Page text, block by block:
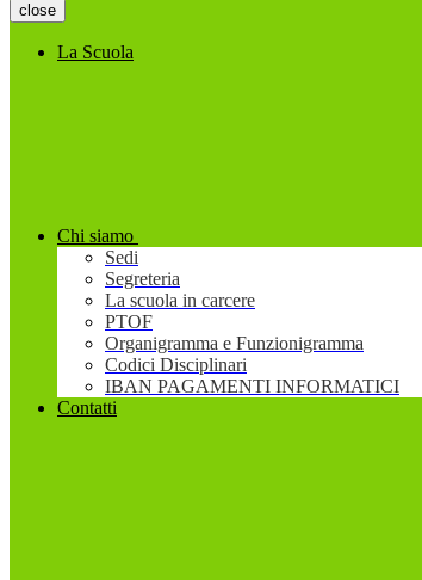
close
La Scuola
Chi siamo
Sedi
Segreteria
La scuola in carcere
PTOF
Organigramma e Funzionigramma
Codici Disciplinari
IBAN PAGAMENTI INFORMATICI
Contatti